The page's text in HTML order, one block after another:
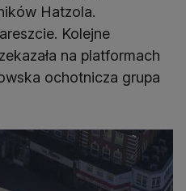
Hatzola.
Kolejne
na platformach
ochotnicza grupa